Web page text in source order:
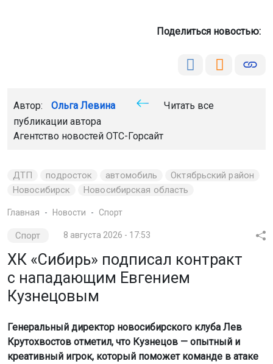
Поделиться новостью:
Автор: Ольга Левина
Читать все
публикации автора
Агентство новостей ОТС-Горсайт
ДТП подросток автомобиль
Октябрьский район
Новосибирск
Новосибирская область
Главная Новости Спорт
Спорт 8 августа 2026 - 17:53
ХК «Сибирь» подписал контракт
с нападающим Евгением
Кузнецовым
Генеральный директор новосибирского клуба Лев
Крутохвостов отметил, что Кузнецов — опытный и
креативный игрок, который поможет команде в атаке